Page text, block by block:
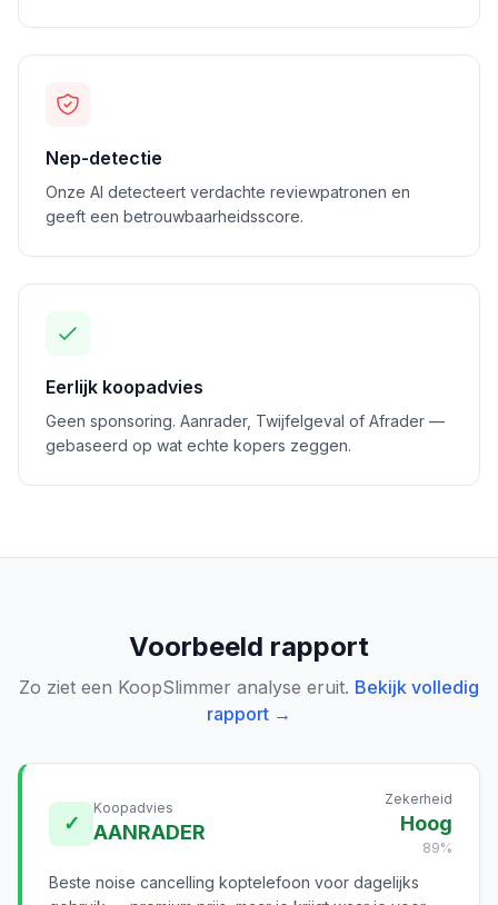
Nep-detectie
Onze AI detecteert verdachte reviewpatronen en
geeft een betrouwbaarheidsscore.
Eerlijk koopadvies
Geen sponsoring. Aanrader, Twijfelgeval of Afrader —
gebaseerd op wat echte kopers zeggen.
Voorbeeld rapport
Zo ziet een KoopSlimmer analyse eruit. Bekijk volledig
rapport →
✓
Koopadvies
AANRADER
Zekerheid
Hoog
89%
Beste noise cancelling koptelefoon voor dagelijks